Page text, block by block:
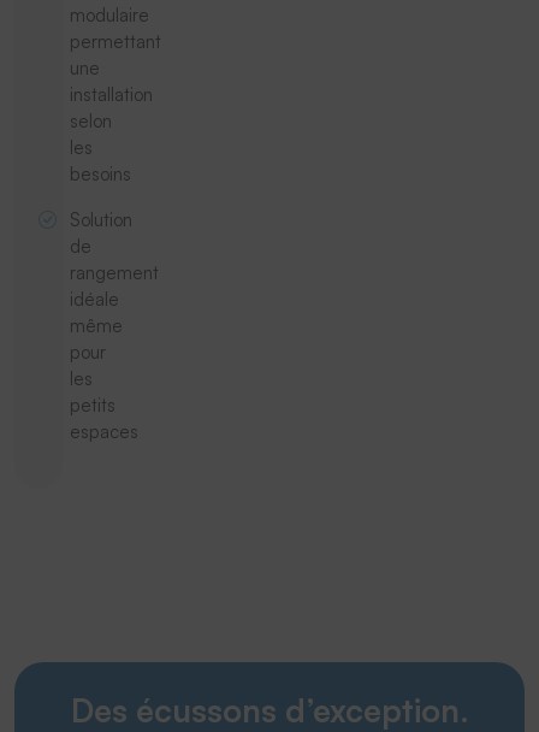
modulaire
permettant
une
installation
selon
les
besoins
Solution
de
rangement
idéale
même
pour
les
petits
espaces
Des écussons d’exception.